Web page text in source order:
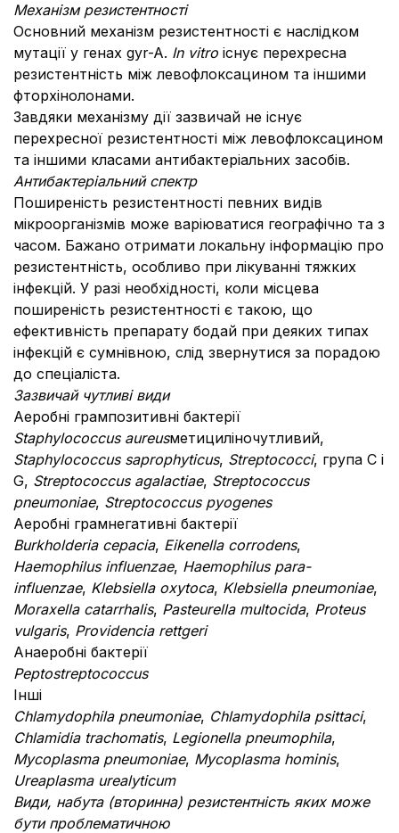
Механізм резистентності
Основний механізм резистентності є наслідком
мутації у генах gyr-A. In vitro існує перехресна
резистентність між левофлоксацином та іншими
фторхінолонами.
Завдяки механізму дії зазвичай не існує
перехресної резистентності між левофлоксацином
та іншими класами антибактеріальних засобів.
Антибактеріальний спектр
Поширеність резистентності певних видів
мікроорганізмів може варіюватися географічно та з
часом. Бажано отримати локальну інформацію про
резистентність, особливо при лікуванні тяжких
інфекцій. У разі необхідності, коли місцева
поширеність резистентності є такою, що
ефективність препарату бодай при деяких типах
інфекцій є сумнівною, слід звернутися за порадою
до спеціаліста.
Зазвичай чутливі види
Аеробні грампозитивні бактерії
Staphylococcus aureusметициліночутливий,
Staphylococcus saprophyticus, Streptococci, група С і
G, Streptococcus agalactiae, Streptococcus
pneumoniae, Streptococcus pyogenes
Аеробні грамнегативні бактерії
Burkholderia cepacia, Eikenella corrodens,
Haemophilus influenzae, Haemophilus para-
influenzae, Klebsiella oxytoca, Klebsiella pneumoniae,
Moraxella catarrhalis, Pasteurella multocida, Proteus
vulgaris, Providencia rettgeri
Анаеробні бактерії
Peptostreptococcus
Інші
Chlamydophila pneumoniae, Chlamydophila psittaci,
Chlamidia trachomatis, Legionella pneumophila,
Mycoplasma pneumoniae, Mycoplasma hominis,
Ureaplasma urealyticum
Види, набута (вторинна) резистентність яких може
бути проблематичною